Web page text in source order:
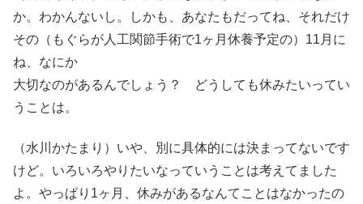
か。わかんないし。しかも、あなたもだってね、それだけ
その（もぐらが人工関節手術で1ヶ月休養予定の）11月に
ね、なにか
大切なのがあるんでしょう？ どうしても休みたいってい
うことは。
（水川かたまり）いや、別に具体的には決まってないです
けど。いろいろやりたいなっていうことは考えてました
よ。やっぱり1ヶ月、休みがあるなんてことはなかったの